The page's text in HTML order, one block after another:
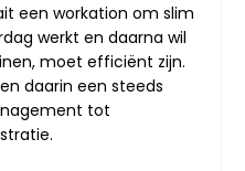
een workation om slim
werkt en daarna wil
moet efficiënt zijn.
daarin een steeds
tot